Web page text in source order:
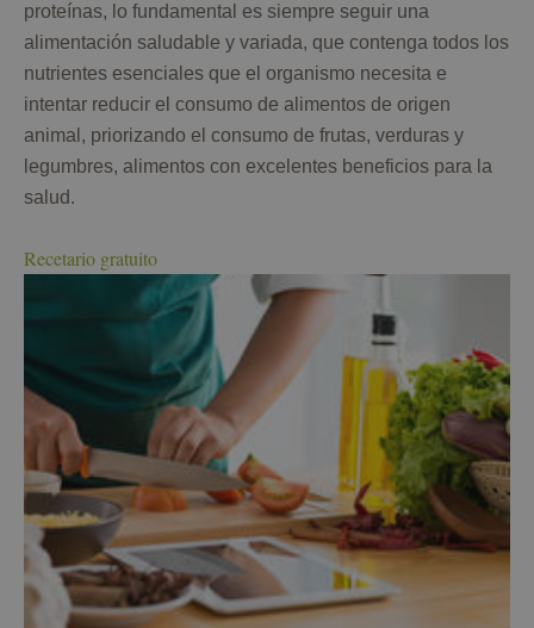
proteínas, lo fundamental es siempre seguir una
alimentación saludable y variada, que contenga todos los
nutrientes esenciales que el organismo necesita e
intentar reducir el consumo de alimentos de origen
animal, priorizando el consumo de frutas, verduras y
legumbres, alimentos con excelentes beneficios para la
salud.
Recetario gratuito